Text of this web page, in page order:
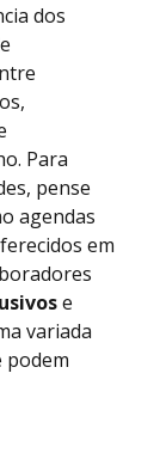
dos
Para
pense
agendas
em
e
variada
podem